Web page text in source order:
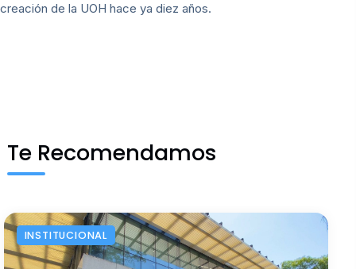
creación de la UOH hace ya diez años.
Te Recomendamos
INSTITUCIONAL